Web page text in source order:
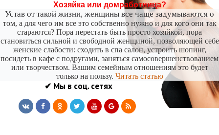
Хозяйка или домработница?
Устав от такой жизни, женщины все чаще задумываются о
том, а для чего им все это собственно нужно и для кого они так
стараются? Пора перестать быть просто хозяйкой, пора
становиться сильной и свободной женщиной, позволяющей себе
женские слабости: сходить в спа салон, устроить шопинг,
посидеть в кафе с подругами, заняться самосовершенствованием
или творчеством. Вашим семейным отношениям это будет
только на пользу. Читать статью
✔ Мы в соц. сетях